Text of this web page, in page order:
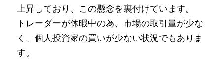
上昇しており、この懸念を裏付けています。
トレーダーが休暇中の為、市場の取引量が少な
く、個人投資家の買いが少ない状況でもありま
す。